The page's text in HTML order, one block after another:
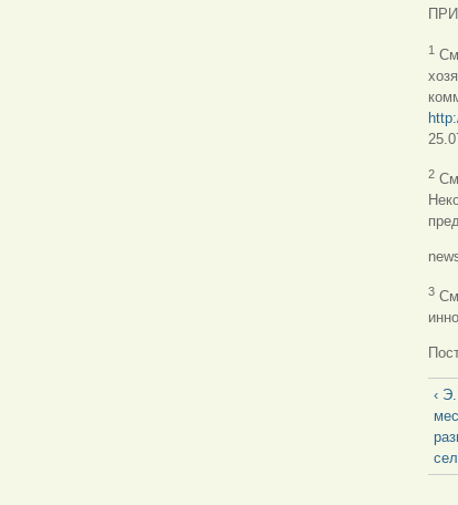
1
2
3
‹